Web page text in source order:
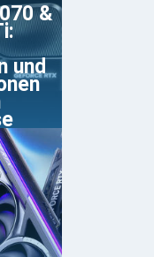
&
und